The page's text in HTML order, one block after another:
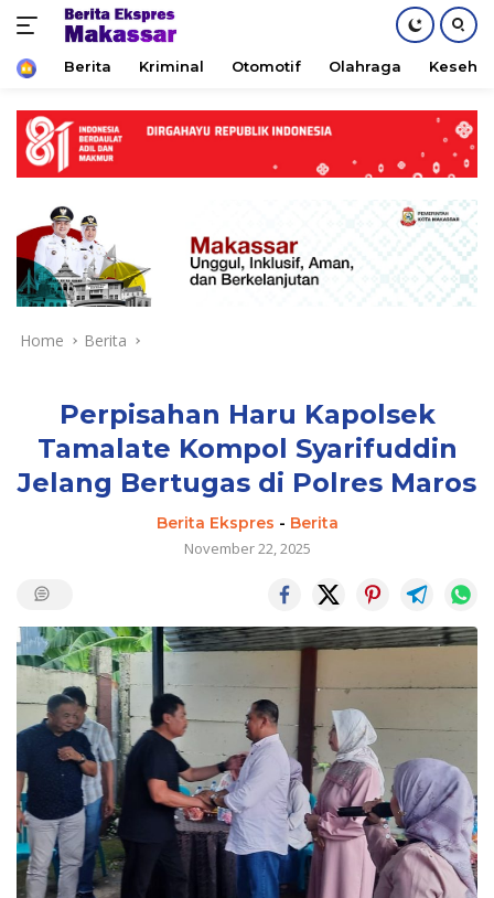
content
HomeBerita Kriminal Otomotif Olahraga
Home Berita
Perpisahan Haru Kapolsek
Tamalate Kompol Syarifuddin
Jelang Bertugas di Polres Maros
Berita Ekspres - Berita
November 22, 2025